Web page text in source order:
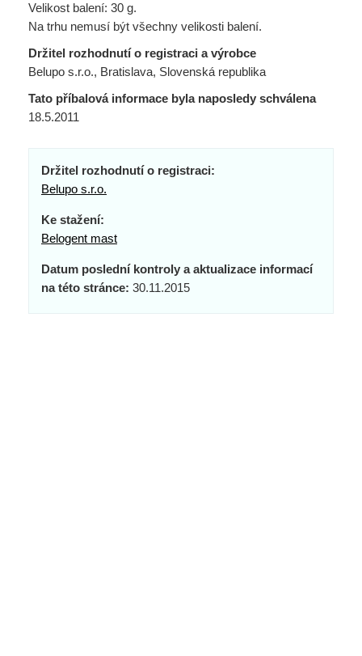
Velikost balení: 30 g.
Na trhu nemusí být všechny velikosti balení.
Držitel rozhodnutí o registraci a výrobce
Belupo s.r.o., Bratislava, Slovenská republika
Tato příbalová informace byla naposledy schválena
18.5.2011
Držitel rozhodnutí o registraci:
Belupo s.r.o.
Ke stažení:
Belogent mast
Datum poslední kontroly a aktualizace informací
na této stránce: 30.11.2015